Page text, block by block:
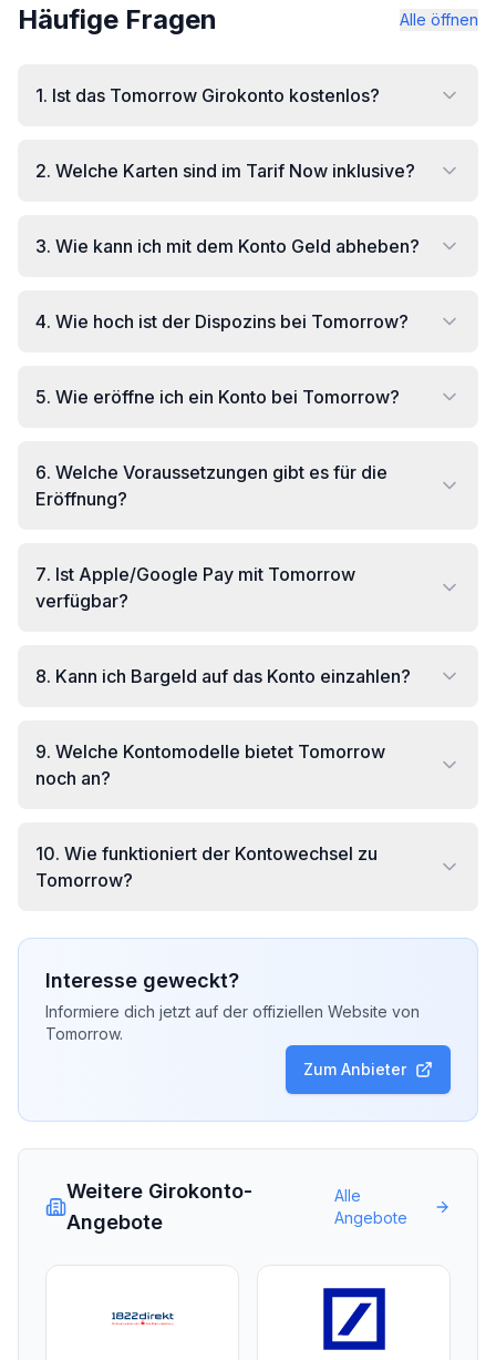
Häufige Fragen Alle öffnen
1. Ist das Tomorrow Girokonto kostenlos?
2. Welche Karten sind im Tarif Now inklusive?
3. Wie kann ich mit dem Konto Geld abheben?
4. Wie hoch ist der Dispozins bei Tomorrow?
5. Wie eröffne ich ein Konto bei Tomorrow?
6. Welche Voraussetzungen gibt es für die
Eröffnung?
7. Ist Apple/Google Pay mit Tomorrow
verfügbar?
8. Kann ich Bargeld auf das Konto einzahlen?
9. Welche Kontomodelle bietet Tomorrow
noch an?
10. Wie funktioniert der Kontowechsel zu
Tomorrow?
Interesse geweckt?
Informiere dich jetzt auf der offiziellen Website von
Tomorrow.
Zum Anbieter
Weitere Girokonto-
Angebote
Alle
Angebote